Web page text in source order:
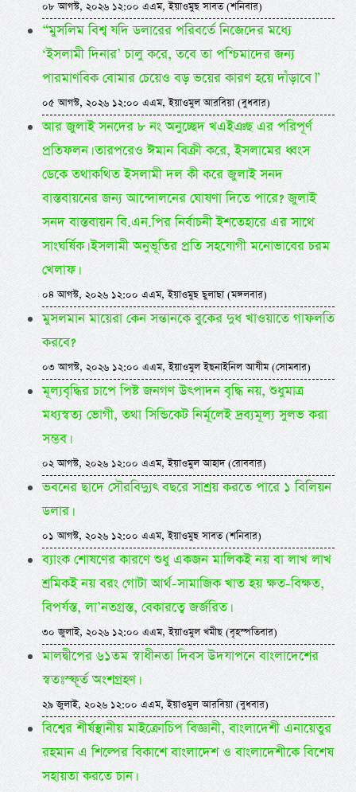
০৮ আগস্ট, ২০২৬ ১২:০০ এএম, ইয়াওমুছ সাবত (শনিবার)
“মুসলিম বিশ্ব যদি ডলারের পরিবর্তে নিজেদের মধ্যে
‘ইসলামী দিনার’ চালু করে, তবে তা পশ্চিমাদের জন্য
পারমাণবিক বোমার চেয়েও বড় ভয়ের কারণ হয়ে দাঁড়াবে।”
০৫ আগস্ট, ২০২৬ ১২:০০ এএম, ইয়াওমুল আরবিয়া (বুধবার)
আর জুলাই সনদের ৮ নং অনুচ্ছেদ খএইঞছ এর পরিপূর্ণ
প্রতিফলন। তারপরেও ঈমান বিক্রী করে, ইসলামের ধ্বংস
ডেকে তথাকথিত ইসলামী দল কী করে জুলাই সনদ
বাস্তবায়নের জন্য আন্দোলনের ঘোষণা দিতে পারে? জুলাই
সনদ বাস্তবায়ন বি.এন.পির নির্বাচনী ইশতেহারে এর সাথে
সাংঘর্ষিক। ইসলামী অনুভূতির প্রতি সহযোগী মনোভাবের চরম
খেলাফ।
০৪ আগস্ট, ২০২৬ ১২:০০ এএম, ইয়াওমুছ ছুলাছা (মঙ্গলবার)
মুসলমান মায়েরা কেন সন্তানকে বুকের দুধ খাওয়াতে গাফলতি
করবে?
০৩ আগস্ট, ২০২৬ ১২:০০ এএম, ইয়াওমুল ইছনাইনিল আযীম (সোমবার)
মূল্যবৃদ্ধির চাপে পিষ্ট জনগণ উৎপাদন বৃদ্ধি নয়, শুধুমাত্র
মধ্যস্বত্য ভোগী, তথা সিন্ডিকেট নির্মূলেই দ্রব্যমূল্য সুলভ করা
সম্ভব।
০২ আগস্ট, ২০২৬ ১২:০০ এএম, ইয়াওমুল আহাদ (রোববার)
ভবনের ছাদে সৌরবিদ্যুৎ বছরে সাশ্রয় করতে পারে ১ বিলিয়ন
ডলার।
০১ আগস্ট, ২০২৬ ১২:০০ এএম, ইয়াওমুছ সাবত (শনিবার)
ব্যাংক শোষণের কারণে শুধু একজন মালিকই নয় বা লাখ লাখ
শ্রমিকই নয় বরং গোটা আর্থ-সামাজিক খাত হয় ক্ষত-বিক্ষত,
বিপর্যস্ত, লা’নতগ্রস্ত, বেকারত্বে জর্জরিত।
৩০ জুলাই, ২০২৬ ১২:০০ এএম, ইয়াওমুল খমীছ (বৃহস্পতিবার)
মালদ্বীপের ৬১তম স্বাধীনতা দিবস উদযাপনে বাংলাদেশের
স্বতঃস্ফূর্ত অংশগ্রহণ।
২৯ জুলাই, ২০২৬ ১২:০০ এএম, ইয়াওমুল আরবিয়া (বুধবার)
বিশ্বের শীর্ষস্থানীয় মাইক্রোচিপ বিজ্ঞানী, বাংলাদেশী এনায়েতুর
রহমান এ শিল্পের বিকাশে বাংলাদেশ ও বাংলাদেশীকে বিশেষ
সহায়তা করতে চান।